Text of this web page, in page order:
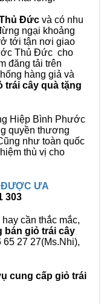
Đức và có nhu
ngại khoảng
tới tận nơi giao
Thủ Đức cho
đăng tải trên
hàng giả và
trái cây quà tặng
Hiệp Bình Phước
quyền thương
như toàn quốc
thù vị cho
ĐƯỢC ƯA
303
hay cần thắc mắc,
bán giỏ trái cây
27 27(Ms.Nhi),
cung cấp giỏ trái